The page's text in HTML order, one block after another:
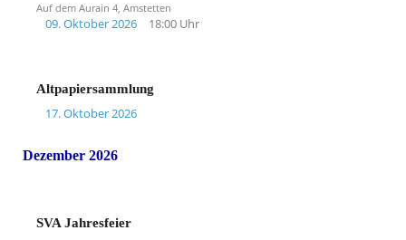
Auf dem Aurain 4, Amstetten
09. Oktober 2026 18:00 Uhr
Altpapiersammlung
17. Oktober 2026
Dezember 2026
SVA Jahresfeier